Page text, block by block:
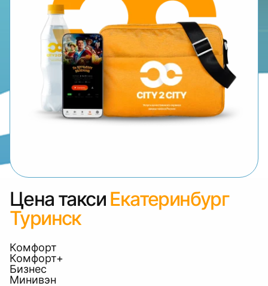
Цена такси Екатеринбург
Туринск
Комфорт
Комфорт+
Бизнес
Минивэн